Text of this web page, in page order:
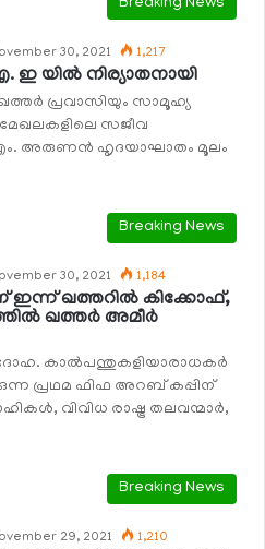
Breaking News
30, 2021 1,217
ഇ യില്‍ നിര്യാതനായി
പ്രവാസിയും സാമൂഹ്യ
സജീവ
എം. അരുണന്‍ ഹൃദയാഘാതം മൂലം
Breaking News
30, 2021 1,184
ഇന്ന് ഖത്തറില്‍ കിക്കോഫ്,
ഖത്തര്‍ അമീര്‍
കാല്‍പന്തുകളിയാരാധകര്‍
പ്രഥമ ഫിഫ അറബ് കപ്പിന്
വിവിധ രാഷ്ട്ര തലവന്മാര്‍,
Breaking News
29, 2021 1,210